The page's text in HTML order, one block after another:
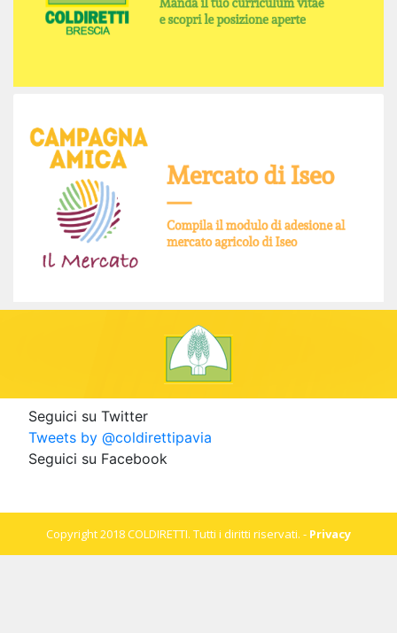
Seguici su Twitter
Tweets by @coldirettipavia
Seguici su Facebook
Copyright 2018 COLDIRETTI. Tutti i diritti riservati. - Privacy